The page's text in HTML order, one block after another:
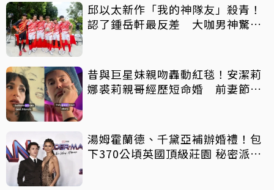
邱以太新作「我的神隊友」殺青！
認了鍾岳軒最反差 大咖男神驚喜
昔與巨星妹親吻轟動紅毯！安潔莉
娜裘莉親哥經歷短命婚 前妻節目
湯姆霍蘭德、千黛亞補辦婚禮！包
下370公頃英國頂級莊園 秘密派對